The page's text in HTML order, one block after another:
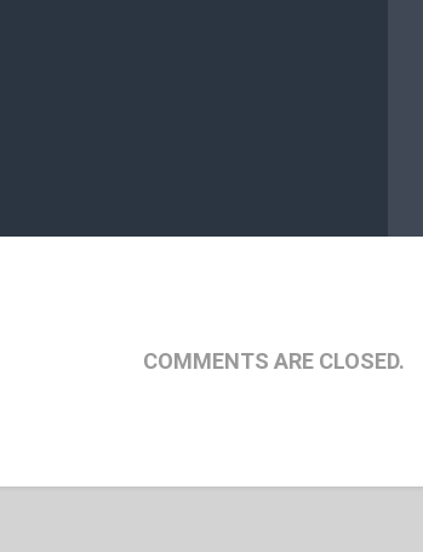
COMMENTS ARE CLOSED.